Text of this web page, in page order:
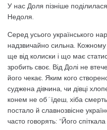
У нас Доля пізніше
Недоля.
Серед усього українського
надзвичайно сильна.
ще від колиски і що має
зробить своє. Від Долі не
його чекає. Яким кого
суджена дівчина, чи дівці
конем не об´їдеш, хіба
постало й славнозвісне
часто говорять: “Його